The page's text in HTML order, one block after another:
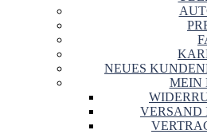
NEUES
MEIN
VERSAND